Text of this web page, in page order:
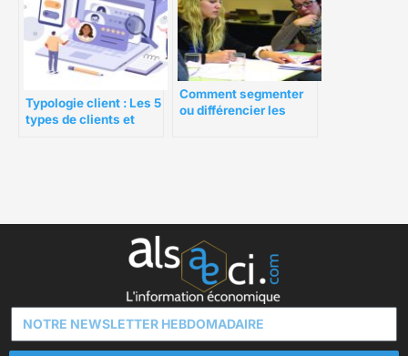
Typologie client : Les 5
types de clients et
Comment segmenter
ou différencier les